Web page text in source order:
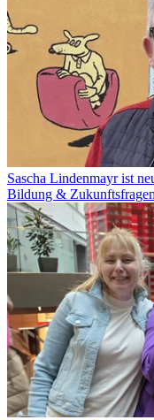
Sascha Lindenmayr ist
Bildung &